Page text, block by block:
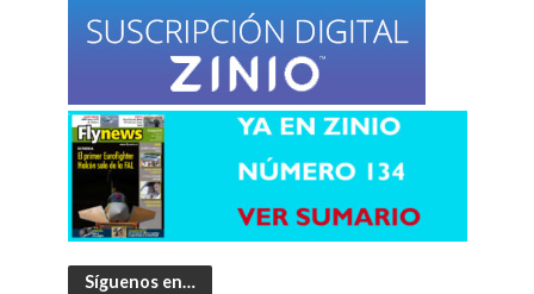
Síguenos en…